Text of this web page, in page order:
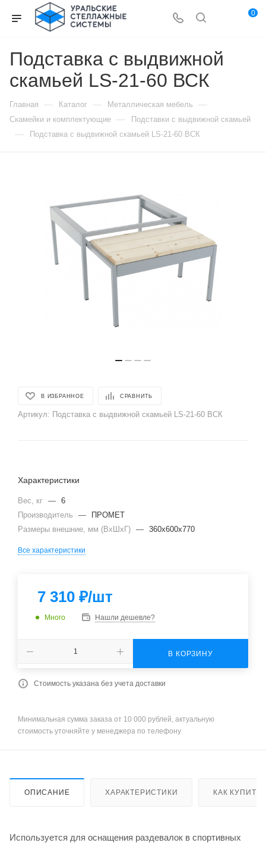
0
Подставка с выдвижной
скамьей LS-21-60 ВСК
Главная — Каталог — Металлическая мебель —
Скамейки и комплектующие — Подставки с выдвижной скамьей
— Подставка с выдвижной скамьей LS-21-60 ВСК
В ИЗБРАННОЕ СРАВНИТЬ
Артикул: Подставка с выдвижной скамьей LS-21-60 ВСК
Характеристики
Вес, кг — 6
Производитель
—
ПРОМЕТ
Размеры внешние, мм (ВхШхГ) — 360x600x770
Все характеристики
7 310 ₽/шт
Много Нашли дешевле?
В КОРЗИНУ
Стоимость указана без учета доставки
Минимальная сумма заказа от 10 000 рублей, актуальную
стоимость уточняйте у менеджера по телефону
ОПИСАНИЕ ХАРАКТЕРИСТИКИ КАК КУПИТЬ
Используется для оснащения раздевалок в спортивных